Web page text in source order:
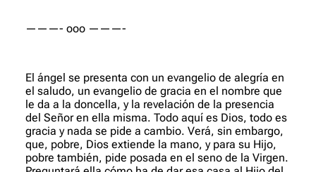
———- ooo ———-
El ángel se presenta con un evangelio de alegría en
el saludo, un evangelio de gracia en el nombre que
le da a la doncella, y la revelación de la presencia
del Señor en ella misma. Todo aquí es Dios, todo es
gracia y nada se pide a cambio. Verá, sin embargo,
que, pobre, Dios extiende la mano, y para su Hijo,
pobre también, pide posada en el seno de la Virgen.